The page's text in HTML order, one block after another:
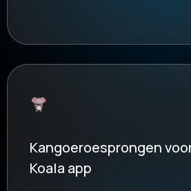
Kangoeroesprongen
Koala app